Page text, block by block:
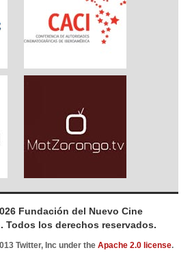
Fundación del Nuevo Cine
Todos los derechos reservados.
Twitter, Inc under the Apache 2.0 license.